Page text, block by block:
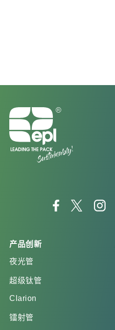
产品创新
夜光管
超级钛管
Clarion
镭射管